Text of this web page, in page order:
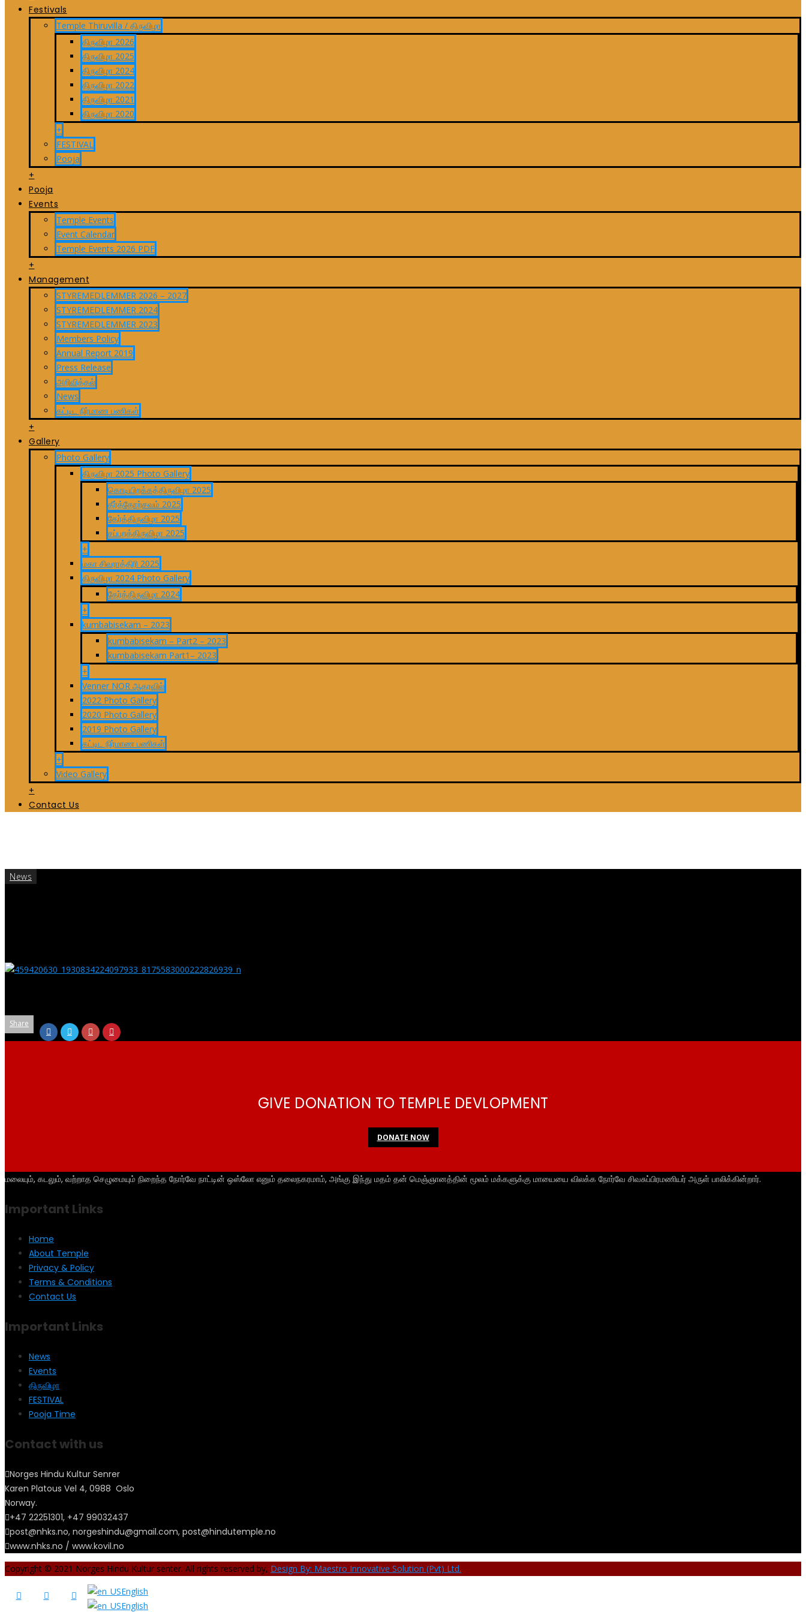
Festivals
Temple Thiruvilla / திருவிழா
திருவிழா 2026
திருவிழா 2025
திருவிழா 2024
திருவிழா 2022
திருவிழா 2021
திருவிழா 2020
+
FESTIVAL
Pooja
+
Pooja
Events
Temple Events
Event Calendar
Temple Events 2026 PDF
+
Management
STYREMEDLEMMER 2026 – 2027
STYREMEDLEMMER 2024
STYREMEDLEMMER 2023
Members Policy
Annual Report 2019
Press Release
அறிவித்தல்
News
கட்டிட நிர்மாண பணிகள்
+
Gallery
Photo Gallery
திருவிழா 2025 Photo Gallery
கொடியிறக்கத்திருவிழா 2025
தீர்த்தோற்சவம் 2025
தேர்த்திருவிழா 2025
சப்பறத்திருவிழா 2025
+
மகா சிவராத்திரி 2025
திருவிழா 2024 Photo Gallery
தேர்த்திருவிழா 2024
+
kumbabisekam – 2023
kumbabisekam – Part2 – 2023
kumbabisekam Part1– 2023
+
Venner NOR ஆதரவில்
2022 Photo Gallery
2020 Photo Gallery
2019 Photo Gallery
கட்டிட நிர்மாண பணிகள்
+
Video Gallery
+
Contact Us
News
Share
GIVE DONATION TO TEMPLE DEVLOPMENT
DONATE NOW
மலையும், கடலும், வற்றாத செழுமையும் நிறைந்த நோர்வே நாட்டின் ஒஸ்லோ எனும் தலைநகரமாம், அங்கு இந்து மதம் தன் மெஞ்ஞானத்தின் மூலம் மக்களுக்கு மாயையை விலக்க நோர்வே சிவசுப்பிரமணியர் அருள் பாலிக்கின்றார்.
Important Links
Home
About Temple
Privacy & Policy
Terms & Conditions
Contact Us
Important Links
News
Events
திருவிழா
FESTIVAL
Pooja Time
Contact with us
Norges Hindu Kultur Senrer
Karen Platous Vel 4, 0988 Oslo
Norway.
+47 22251301, +47 99032437
post@nhks.no, norgeshindu@gmail.com, post@hindutemple.no
www.nhks.no / www.kovil.no
Copyright © 2021 Norges Hindu Kultur senter. All rights reserved by, Design By: Maestro Innovative Solution (Pvt) Ltd.
English
English